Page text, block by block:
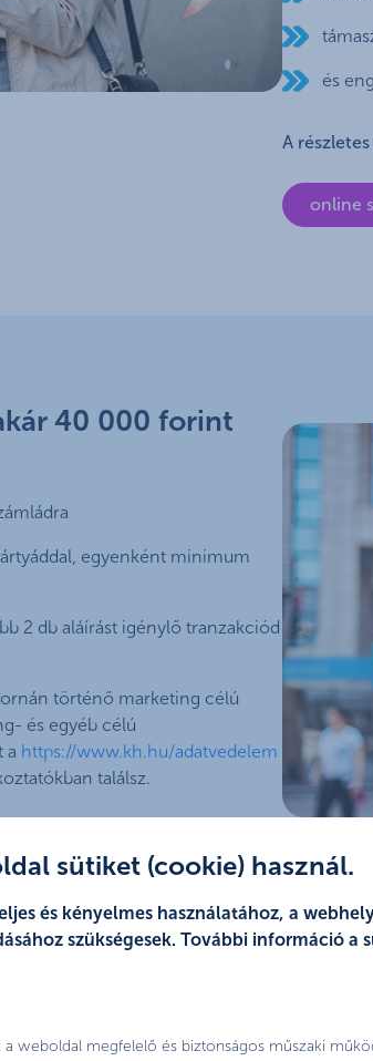
sütiket (cookie) használ.
és kényelmes használatához, a
szükségesek. További információ a
weboldal megfelelő és biztonságos műszaki
és
A
online
40 000 forint
egyenként minimum
2 db aláírást igénylő tranzakciód
történő marketing célú
és egyéb célú
a https://www.kh.hu/adatvedelem
találsz.
válts